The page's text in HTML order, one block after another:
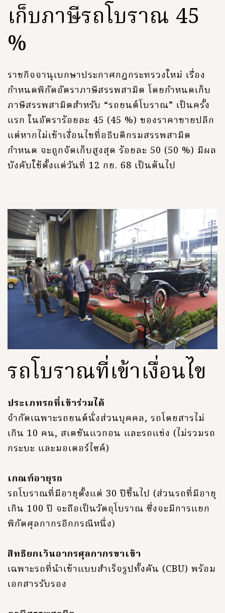
เก็บภาษีรถโบราณ 45
%
ราชกิจจานุเบกษาประกาศกฎกระทรวงใหม่ เรื่อง
กำหนดพิกัดอัตราภาษีสรรพสามิต โดยกำหนดเก็บ
ภาษีสรรพสามิตสำหรับ “รถยนต์โบราณ” เป็นครั้ง
แรก ในอัตราร้อยละ 45 (45 %) ของราคาขายปลีก
แต่หากไม่เข้าเงื่อนไขที่อธิบดีกรมสรรพสามิต
กำหนด จะถูกจัดเก็บสูงสุด ร้อยละ 50 (50 %) มีผล
บังคับใช้ตั้งแต่วันที่ 12 กย. 68 เป็นต้นไป
รถโบราณที่เข้าเงื่อนไข
ประเภทรถที่เข้าร่วมได้
จำกัดเฉพาะรถยนต์นั่งส่วนบุคคล, รถโดยสารไม่
เกิน 10 คน, สเตชันแวกอน และรถแข่ง (ไม่รวมรถ
กระบะ และมอเตอร์ไซค์)
เกณฑ์อายุรถ
รถโบราณที่มีอายุตั้งแต่ 30 ปีขึ้นไป (ส่วนรถที่มีอายุ
เกิน 100 ปี จะถือเป็นวัตถุโบราณ ซึ่งจะมีการแยก
พิกัดศุลกากรอีกกรณีหนึ่ง)
สิทธิยกเว้นอากรศุลกากรขาเข้า
เฉพาะรถที่นำเข้าแบบสำเร็จรูปทั้งคัน (CBU) พร้อม
เอกสารรับรอง